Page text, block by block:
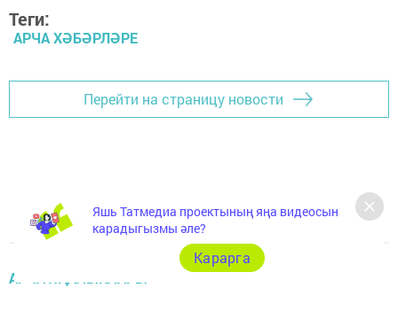
Теги:
АРЧА ХӘБӘРЛӘРЕ
Перейти на страницу новости
АРЧА ЯҢАЛЫКЛАРЫ
Яшь Татмедиа проектының яңа видеосын
карадыгызмы әле?
Карарга